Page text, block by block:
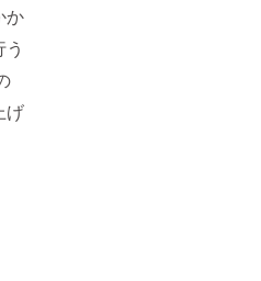
か
げ